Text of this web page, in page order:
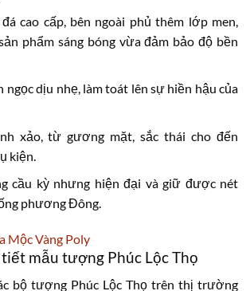
cao cấp, bên ngoài phủ thêm lớp men,
phẩm sáng bóng vừa đảm bảo độ bền
ngọc dịu nhẹ, làm toát lên sự hiền hậu của
xảo, từ gương mặt, sắc thái cho đến
kiện.
cầu kỳ nhưng hiện đại và giữ được nét
phương Đông.
Mộc Vàng Poly
tiết mẫu tượng Phúc Lộc Thọ
bộ tượng Phúc Lộc Thọ trên thị trường